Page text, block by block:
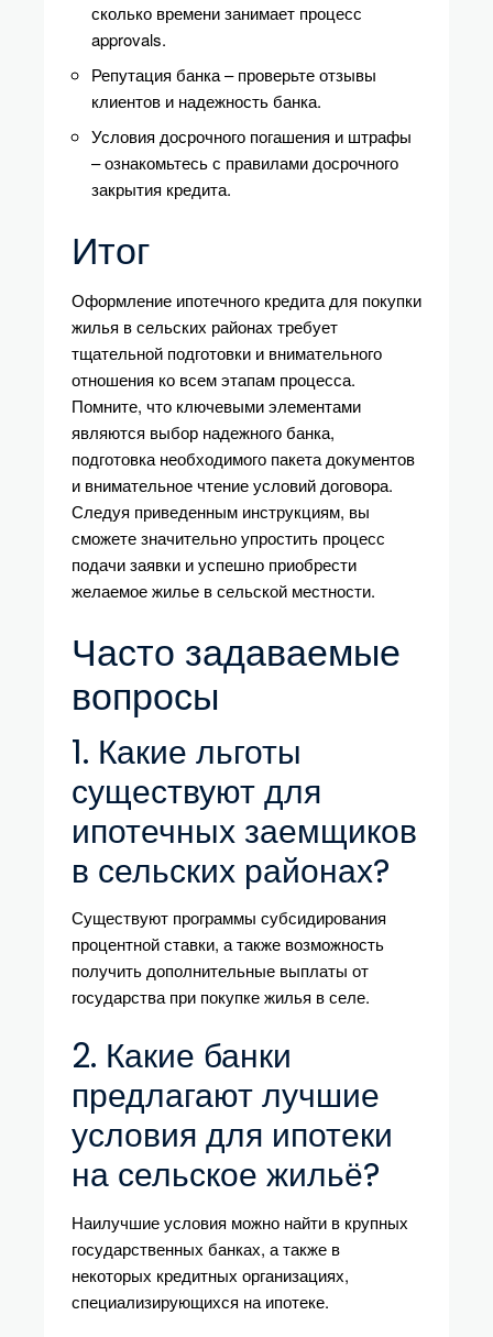
сколько времени занимает процесс
approvals.
Репутация банка – проверьте отзывы
клиентов и надежность банка.
Условия досрочного погашения и штрафы
– ознакомьтесь с правилами досрочного
закрытия кредита.
Итог
Оформление ипотечного кредита для покупки
жилья в сельских районах требует
тщательной подготовки и внимательного
отношения ко всем этапам процесса.
Помните, что ключевыми элементами
являются выбор надежного банка,
подготовка необходимого пакета документов
и внимательное чтение условий договора.
Следуя приведенным инструкциям, вы
сможете значительно упростить процесс
подачи заявки и успешно приобрести
желаемое жилье в сельской местности.
Часто задаваемые
вопросы
1. Какие льготы
существуют для
ипотечных заемщиков
в сельских районах?
Существуют программы субсидирования
процентной ставки, а также возможность
получить дополнительные выплаты от
государства при покупке жилья в селе.
2. Какие банки
предлагают лучшие
условия для ипотеки
на сельское жильё?
Наилучшие условия можно найти в крупных
государственных банках, а также в
некоторых кредитных организациях,
специализирующихся на ипотеке.